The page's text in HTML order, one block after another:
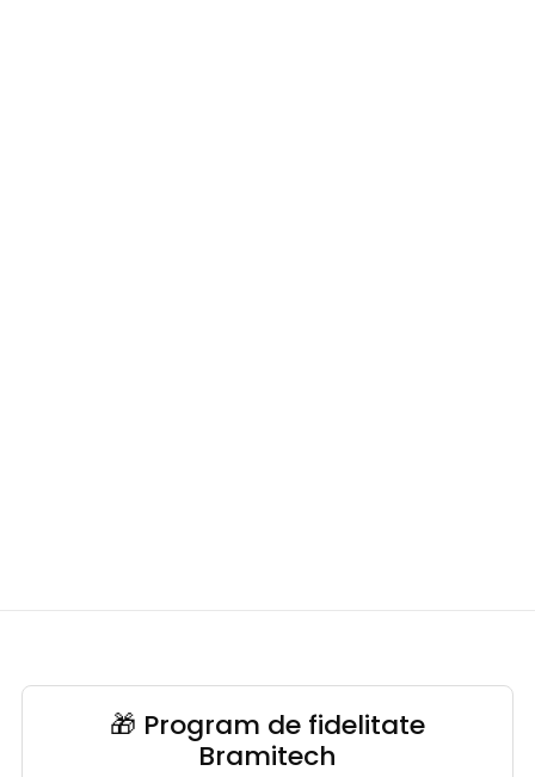
🎁 Program de fidelitate
Bramitech